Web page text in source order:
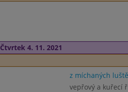
Čtvrtek 4. 11. 2021
z míchaných
vepřový a kuřecí